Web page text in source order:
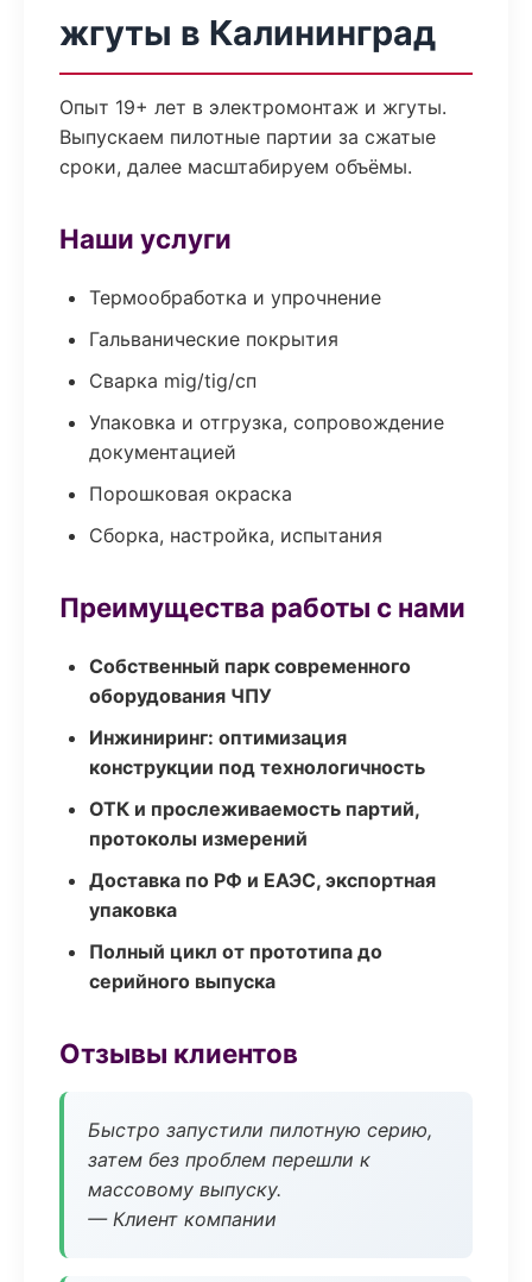
жгуты в Калининград
Опыт 19+ лет в электромонтаж и жгуты.
Выпускаем пилотные партии за сжатые
сроки, далее масштабируем объёмы.
Наши услуги
Термообработка и упрочнение
Гальванические покрытия
Сварка mig/tig/сп
Упаковка и отгрузка, сопровождение
документацией
Порошковая окраска
Сборка, настройка, испытания
Преимущества работы с нами
Собственный парк современного
оборудования ЧПУ
Инжиниринг: оптимизация
конструкции под технологичность
ОТК и прослеживаемость партий,
протоколы измерений
Доставка по РФ и ЕАЭС, экспортная
упаковка
Полный цикл от прототипа до
серийного выпуска
Отзывы клиентов
Быстро запустили пилотную серию,
затем без проблем перешли к
массовому выпуску.
— Клиент компании